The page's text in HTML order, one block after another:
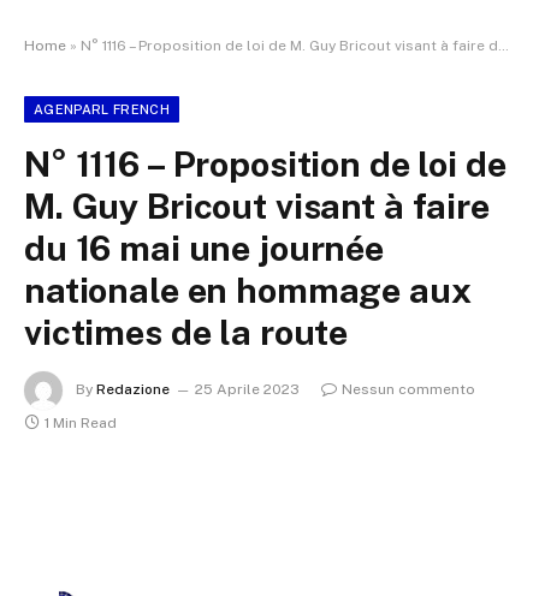
Home » N° 1116 – Proposition de loi de M. Guy Bricout visant à faire du 16 mai une journée nationale en hommage aux victimes de la route
AGENPARL FRENCH
N° 1116 – Proposition de loi de
M. Guy Bricout visant à faire
du 16 mai une journée
nationale en hommage aux
victimes de la route
By Redazione 25 Aprile 2023
Nessun commento
1 Min Read